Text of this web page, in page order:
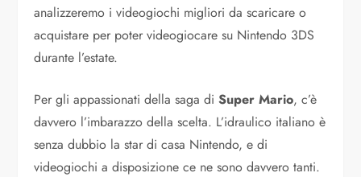
analizzeremo i videogiochi migliori da scaricare o
acquistare per poter videogiocare su Nintendo 3DS
durante l’estate.
Per gli appassionati della saga diSuper Mario, c’è
davvero l’imbarazzo della scelta. L’idraulico italiano è
senza dubbio la star di casa Nintendo, e di
videogiochi a disposizione ce ne sono davvero tanti.